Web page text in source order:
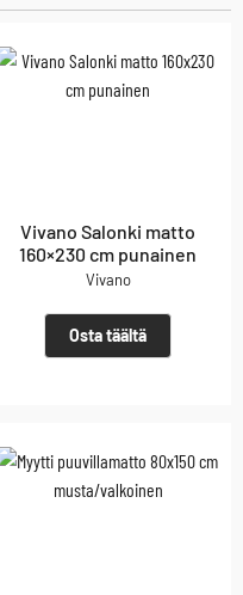
Vivano Salonki matto
160×230 cm punainen
Vivano
Osta täältä